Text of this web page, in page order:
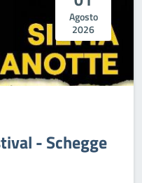
Agosto
2026
- Schegge